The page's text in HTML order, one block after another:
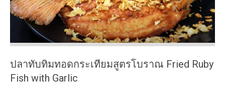
ปลาทับทิมทอดกระเทียมสูตรโบราณ Fried Ruby
Fish with Garlic